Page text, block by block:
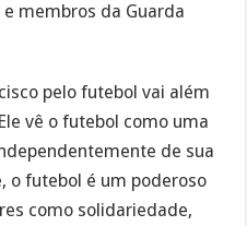
membros da Guarda
pelo futebol vai além
vê o futebol como uma
de sua
o futebol é um poderoso
como solidariedade,